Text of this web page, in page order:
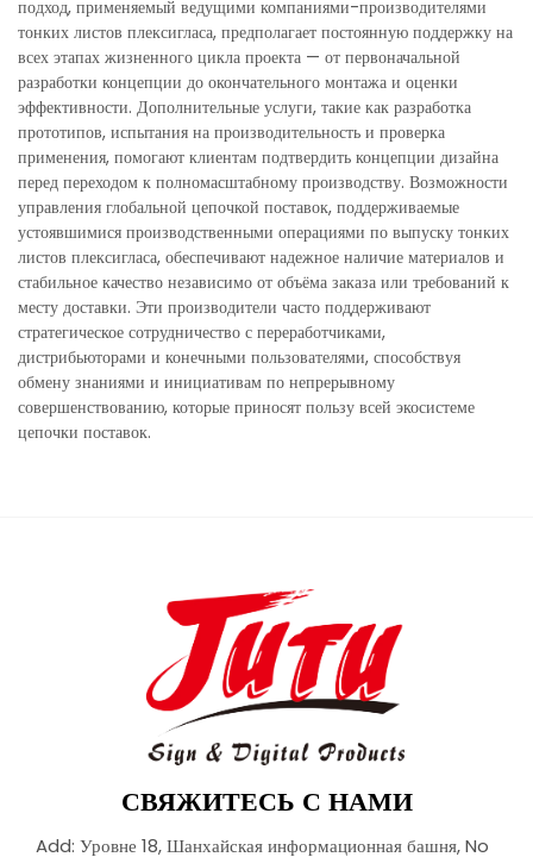
подход, применяемый ведущими компаниями-производителями
тонких листов плексигласа, предполагает постоянную поддержку на
всех этапах жизненного цикла проекта — от первоначальной
разработки концепции до окончательного монтажа и оценки
эффективности. Дополнительные услуги, такие как разработка
прототипов, испытания на производительность и проверка
применения, помогают клиентам подтвердить концепции дизайна
перед переходом к полномасштабному производству. Возможности
управления глобальной цепочкой поставок, поддерживаемые
устоявшимися производственными операциями по выпуску тонких
листов плексигласа, обеспечивают надежное наличие материалов и
стабильное качество независимо от объёма заказа или требований к
месту доставки. Эти производители часто поддерживают
стратегическое сотрудничество с переработчиками,
дистрибьюторами и конечными пользователями, способствуя
обмену знаниями и инициативам по непрерывному
совершенствованию, которые приносят пользу всей экосистеме
цепочки поставок.
СВЯЖИТЕСЬ С НАМИ
Add: Уровне 18, Шанхайская информационная башня, No